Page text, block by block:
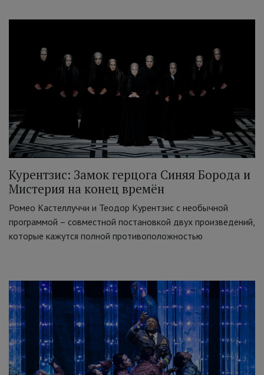
Курентзис: Замок герцога Синяя Борода и
Мистерия на конец времён
Ромео Кастеллуччи и Теодор Курентзис с необычной
программой – совместной постановкой двух произведений,
которые кажутся полной противоположностью